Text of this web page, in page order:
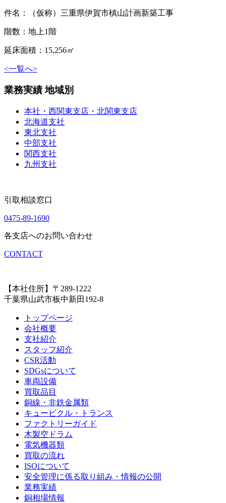
件名：（仮称）三重県伊賀市槙山計画新築工事
階数：地上1階
延床面積：15,256㎡
<一覧へ>
業務実績 地域別
本社・西関東支店・北関東支店
北海道支社
東北支社
中部支社
関西支社
九州支社
引取相談窓口
0475-89-1690
各支店へのお問い合わせ
CONTACT
【本社住所】〒289-1222
千葉県山武市板中新田192-8
トップページ
会社概要
支社紹介
スタッフ紹介
CSR活動
SDGsについて
車両設備
買取品目
銅線・非鉄金属類
キュービクル・トランス
ファクトリーガイド
木製空ドラム
電気機器類
買取の流れ
ISOについて
安全管理に係る取り組み・情報の公開
業務実績
銅相場情報